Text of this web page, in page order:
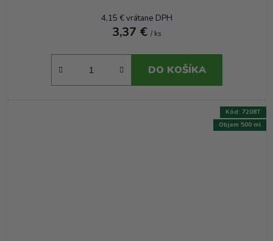
4,15 € vrátane DPH
3,37 € / ks
DO KOŠÍKA
Objem 500 ml
Kód: 7208T